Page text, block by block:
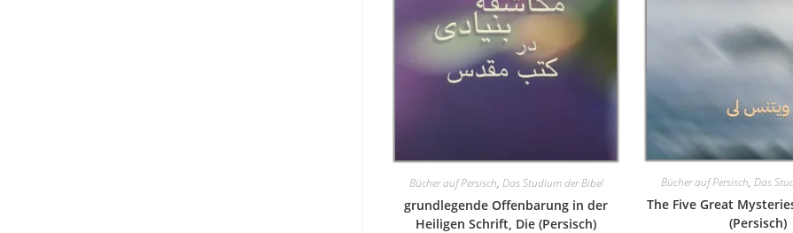
Bücher auf Persisch, Das Studium der Bibel
grundlegende Offenbarung in der
Heiligen Schrift, Die (Persisch)
Bücher auf Persisch, Das
The Five Great
(Persisch)